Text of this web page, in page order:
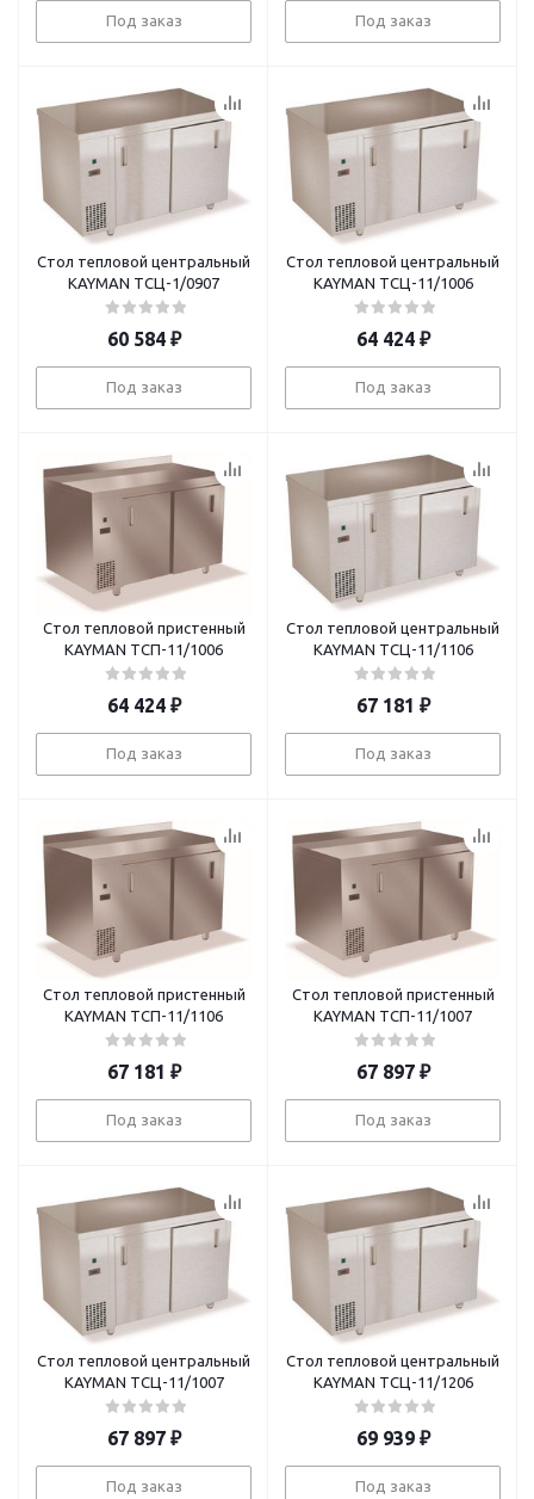
Под заказ Под заказ
Стол тепловой центральный
KAYMAN ТСЦ-1/0907
60 584₽
Под заказ
Стол тепловой центральный
KAYMAN ТСЦ-11/1006
64 424₽
Под заказ
Стол тепловой пристенный
KAYMAN ТСП-11/1006
64 424₽
Под заказ
Стол тепловой центральный
KAYMAN ТСЦ-11/1106
67 181 ₽
Под заказ
Стол тепловой пристенный
KAYMAN ТСП-11/1106
67 181 ₽
Под заказ
Стол тепловой пристенный
KAYMAN ТСП-11/1007
67 897₽
Под заказ
Стол тепловой центральный
KAYMAN ТСЦ-11/1007
67 897₽
Под заказ
Стол тепловой центральный
KAYMAN ТСЦ-11/1206
69 939₽
Под заказ